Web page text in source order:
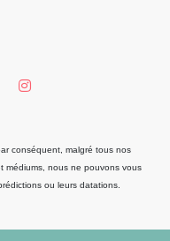
conséquent, malgré tous nos
médiums, nous ne pouvons vous
ou leurs datations.